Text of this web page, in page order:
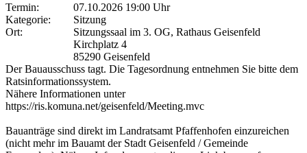
Termin:
07.10.2026 19:00 Uhr
Kategorie:
Sitzung
Ort:
Sitzungssaal im 3. OG, Rathaus Geisenfeld
Kirchplatz 4
85290 Geisenfeld
Der Bauausschuss tagt. Die Tagesordnung entnehmen Sie bitte dem
Ratsinformationssystem.
Nähere Informationen unter
https://ris.komuna.net/geisenfeld/Meeting.mvc
Bauanträge sind direkt im Landratsamt Pfaffenhofen einzureichen
(nicht mehr im Bauamt der Stadt Geisenfeld / Gemeinde